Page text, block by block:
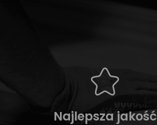
Najlepsza jakość